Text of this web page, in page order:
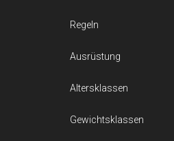
Regeln
Ausrüstung
Altersklassen
Gewichtsklassen